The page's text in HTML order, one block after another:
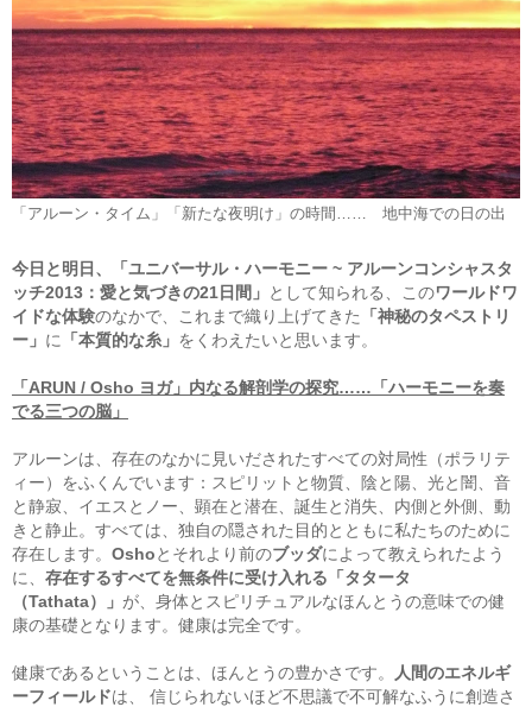
「アルーン・タイム」「新たな夜明け」の時間…… 地中海での日の出
今日と明日、「ユニバーサル・ハーモニー ~ アルーンコンシャスタ
ッチ2013：愛と気づきの21日間」 として知られる、このワールドワ
イドな体験のなかで、これまで織り上げてきた
「神秘のタペストリ
ー」 に 「本質的な糸」 をくわえたいと思います。
「ARUN / Osho ヨガ」内なる解剖学の探究……「ハーモニーを奏
でる三つの脳」
アルーンは、存在のなかに見いだされたすべての対局性（ポラリテ
ィー）をふくんでいます：スピリットと物質、陰と陽、光と闇、音
と静寂、イエスとノー、顕在と潜在、誕生と消失、内側と外側、動
きと静止。すべては、独自の隠された目的とともに私たちのために
存在します。 Oshoとそれより前のブッダによって教えられたよう
に、 存在するすべてを無条件に受け入れる「タタータ
（Tathata）」 が、身体とスピリチュアルなほんとうの意味での健
康の基礎となります。健康は完全です。
健康であるということは、ほんとうの豊かさです。
人間のエネルギ
ーフィールドは、 信じられないほど不思議で不可解なふうに創造さ